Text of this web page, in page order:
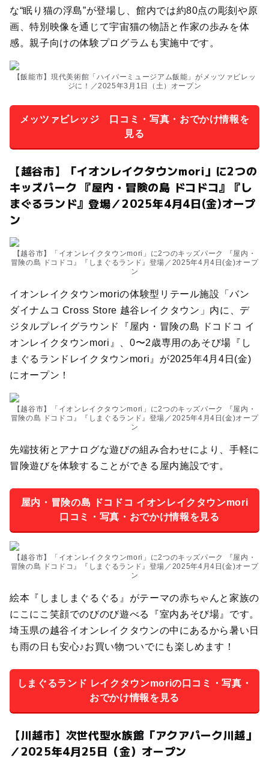
な“眠り猫の浮島”が登場し、館内では約80点の彫刻や原
画、特別映像を通じて宇宙猫の物語と作家の歩みを体
感。親子向けの体験プログラムも実施中です。
【飯能市】現代美術館「ハイパーミュージアム飯能」がメッツァビレッ
ジに！／2025年3月1日（土）オープン
メッツァビレッジ 口コミ・写真・おでかけ情報を
見る
【越谷市】「イオンレイクタウンmori」に2つの
キッズパーク 『屋内・冒険の島 ドコドコ』『し
まぐるランド』登場／2025年4月4日(金)オープ
ン
【越谷市】「イオンレイクタウンmori」に2つのキッズパーク 『屋内・
冒険の島 ドコドコ』『しまぐるランド』登場／2025年4月4日(金)オープ
ン
イオンレイクタウンmoriの体験型リテール施設「バン
ダイナムコ Cross Store 越谷レイクタウン」内に、デ
ジタルプレイグラウンド『屋内・冒険の島 ドコドコ イ
オンレイクタウンmori』、0〜2歳専用のあそび場『し
まぐるランドレイクタウンmori』が2025年4月4日(金)
にオープン！
【越谷市】「イオンレイクタウンmori」に2つのキッズパーク 『屋内・
冒険の島 ドコドコ』『しまぐるランド』登場／2025年4月4日(金)オープ
ン
先端技術とアナログな遊びの組み合わせにより、手軽に
冒険遊びを体験することができる屋内施設です。
屋内・冒険の島 ドコドコ イオンレイクタウンmori
口コミ・写真・おでかけ情報を見る
【越谷市】「イオンレイクタウンmori」に2つのキッズパーク 『屋内・
冒険の島 ドコドコ』『しまぐるランド』登場／2025年4月4日(金)オープ
ン
絵本『しましまぐるぐる』がテーマの赤ちゃんと家族の
にこにこ笑顔でのびのび遊べる『室内あそび場』です。
埼玉県の越谷イオンレイクタウンの中にあるから暑い日
も雨の日も安心♪お買い物ついでにも楽しめます！
しまぐるランド レイクタウンmoriの口コミ・写真・
おでかけ情報を見る
【川越市】次世代型水族館「アクアパーク川越」
／2025年4月25日（金）オープン